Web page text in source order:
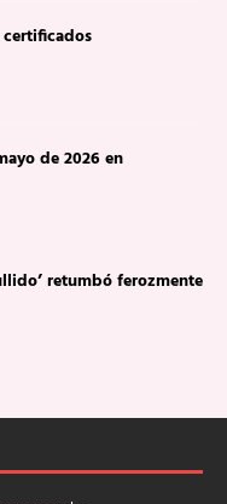
de 2026 en
retumbó ferozmente